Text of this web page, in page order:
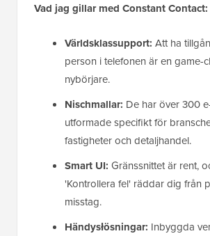
Vad jag gillar med Constant Contact:
Världsklassupport: Att ha
person i telefonen är en game-
nybörjare.
Nischmallar: De har över 300
utformade specifikt för
fastigheter och detaljhandel.
Smart UI: Gränssnittet är rent,
'Kontrollera fel' räddar dig från
misstag.
Händysłösningar: Inbyggda